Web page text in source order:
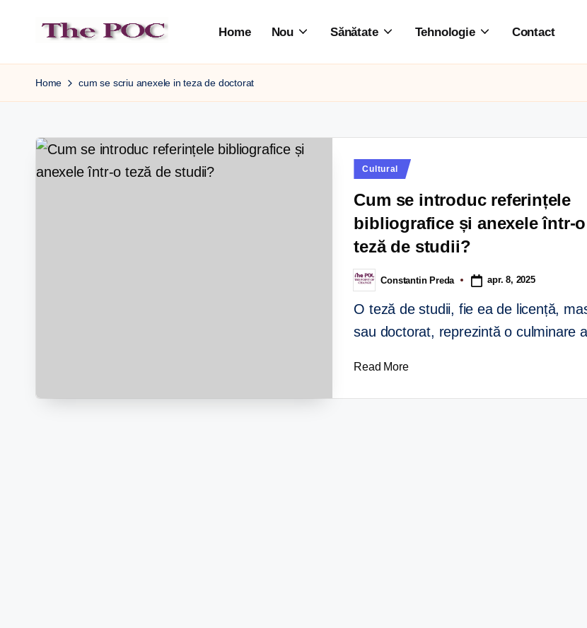
to
content
Home Nou Sănătate Tehnologie Contact
Home cum se scriu anexele in teza de doctorat
Cultural
Cum se introduc referințele
bibliografice și anexele într-o
teză de studii?
Constantin Preda apr. 8, 2025
O teză de studii, fie ea de licență,
sau doctorat, reprezintă o culminare
Read More